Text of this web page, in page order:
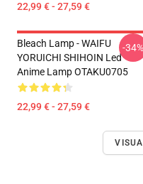
22,99 € - 27,59 €
Bleach Lamp - WAIFU
YORUICHI SHIHOIN Led
Anime Lamp OTAKU0705
22,99 € - 27,59 €
-34%